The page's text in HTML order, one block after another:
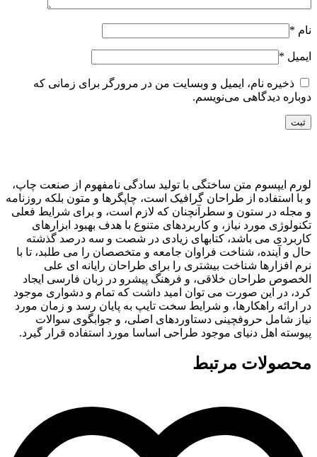
نام *
ایمیل *
ذخیره نام، ایمیل و وبسایت من در مرورگر برای زمانی که
دوباره دیدگاهی می‌نویسم.
لورم ایپسوم متن ساختگی با تولید سادگی نامفهوم از صنعت چاپ،
و با استفاده از طراحان گرافیک است، چاپگرها و متون بلکه روزنامه
و مجله در ستون و سطرآنچنان که لازم است، و برای شرایط فعلی
تکنولوژی مورد نیاز، و کاربردهای متنوع با هدف بهبود ابزارهای
کاربردی می باشد، کتابهای زیادی در شصت و سه درصد گذشته
حال و آینده، شناخت فراوان جامعه و متخصصان را می طلبد، تا با
نرم افزارها شناخت بیشتری را برای طراحان رایانه ای علی
الخصوص طراحان خلاقی، و فرهنگ پیشرو در زبان فارسی ایجاد
کرد، در این صورت می توان امید داشت که تمام و دشواری موجود
در ارائه راهکارها، و شرایط سخت تایپ به پایان رسد و زمان مورد
نیاز شامل حروفچینی دستاوردهای اصلی، و جوابگوی سوالات
پیوسته اهل دنیای موجود طراحی اساسا مورد استفاده قرار گیرد.
محصولات مرتبط